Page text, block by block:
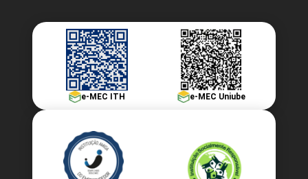
e-MEC ITH e-MEC Uniube